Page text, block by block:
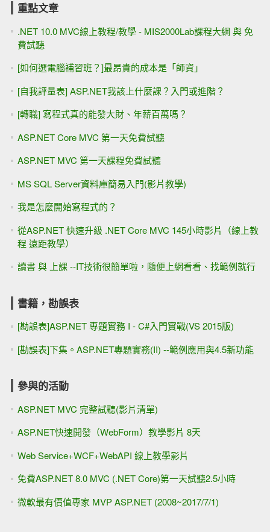
重點文章
.NET 10.0 MVC線上教程/教學 - MIS2000Lab課程大綱 與 免
費試聽
[如何選電腦補習班？]最昂貴的成本是「師資」
[自我評量表] ASP.NET我該上什麼課？入門或進階？
[轉職] 寫程式真的能發大財、年薪百萬嗎？
ASP.NET Core MVC 第一天免費試聽
ASP.NET MVC 第一天課程免費試聽
MS SQL Server資料庫簡易入門(影片教學)
我是怎麼開始寫程式的？
從ASP.NET 快速升級 .NET Core MVC 145小時影片（線上教
程 遠距教學）
讀書 與 上課 --IT技術很簡單啦，隨便上網看看、找範例就行
書籍，勘誤表
[勘誤表]ASP.NET 專題實務 I - C#入門實戰(VS 2015版)
[勘誤表]下集。ASP.NET專題實務(II) --範例應用與4.5新功能
參與的活動
ASP.NET MVC 完整試聽(影片清單)
ASP.NET快速開發（WebForm）教學影片 8天
Web Service+WCF+WebAPI 線上教學影片
免費ASP.NET 8.0 MVC (.NET Core)第一天試聽2.5小時
微軟最有價值專家 MVP ASP.NET (2008~2017/7/1)